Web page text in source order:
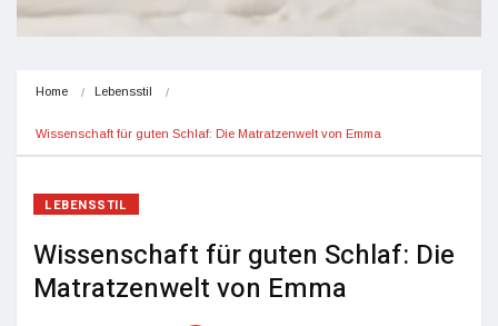
Home Lebensstil
Wissenschaft für guten Schlaf: Die Matratzenwelt von Emma
LEBENSSTIL
Wissenschaft für guten Schlaf: Die
Matratzenwelt von Emma